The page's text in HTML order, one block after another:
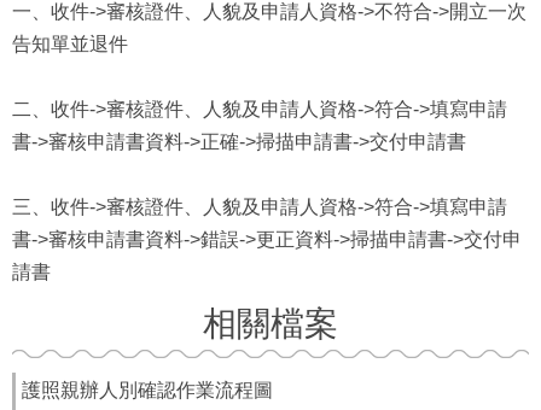
一、收件->審核證件、人貌及申請人資格->不符合->開立一次
告知單並退件
二、收件->審核證件、人貌及申請人資格->符合->填寫申請
書->審核申請書資料->正確->掃描申請書->交付申請書
三、收件->審核證件、人貌及申請人資格->符合->填寫申請
書->審核申請書資料->錯誤->更正資料->掃描申請書->交付申
請書
相關檔案
護照親辦人別確認作業流程圖